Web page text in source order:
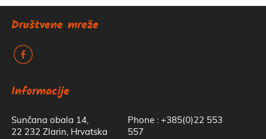
Društvene mreže
k
Informacije
Sunčana obala 14,
22 232 Zlarin, Hrvatska
Phone : +385(0)22 553
557